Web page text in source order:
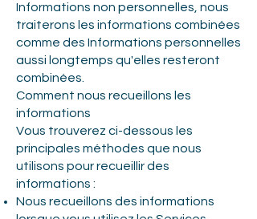
Informations non personnelles, nous
traiterons les informations combinées
comme des Informations personnelles
aussi longtemps qu'elles resteront
combinées.
Comment nous recueillons les
informations
Vous trouverez ci-dessous les
principales méthodes que nous
utilisons pour recueillir des
informations :
Nous recueillons des informations